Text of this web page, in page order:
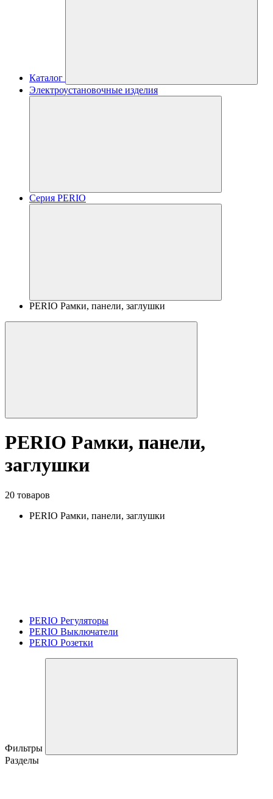
Каталог
Электроустановочные изделия
Серия PERIO
PERIO Рамки, панели, заглушки
PERIO Рамки, панели,
заглушки
20 товаров
PERIO Рамки, панели, заглушки
PERIO Регуляторы
PERIO Выключатели
PERIO Розетки
Фильтры
Разделы